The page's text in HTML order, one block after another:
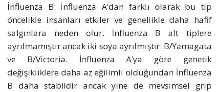
İnfluenza B: İnfluenza A’dan farklı olarak bu tip
öncelikle insanları etkiler ve genellikle daha hafif
salgınlara neden olur. İnfluenza B alt tiplere
ayrılmamıştır ancak iki soya ayrılmıştır: B/Yamagata
ve B/Victoria. İnfluenza A’ya göre genetik
değişikliklere daha az eğilimli olduğundan İnfluenza
B daha stabildir ancak yine de mevsimsel grip